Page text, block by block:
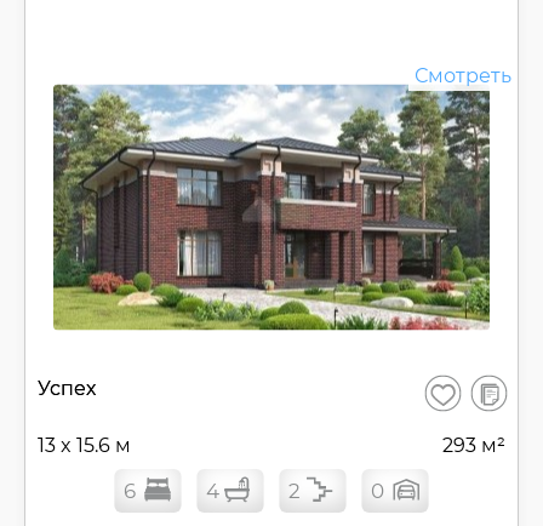
Смотреть
Успех Сохранить
В
13 x 15.6 м 293 м²
6 4 2 0